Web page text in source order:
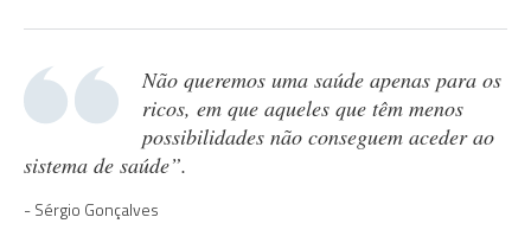
Não queremos uma saúde apenas para os
ricos, em que aqueles que têm menos
possibilidades não conseguem aceder ao
sistema de saúde”.
Sérgio Gonçalves